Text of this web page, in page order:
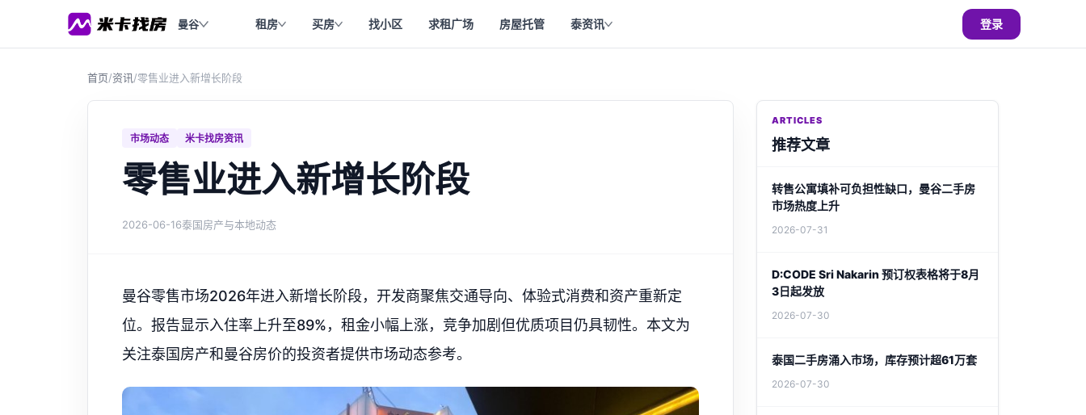
曼谷 租房 买房 找小区 求租广场 房屋托管 泰资讯 登录
首页/资讯/零售业进入新增长阶段
市场动态 米卡找房资讯
零售业进入新增长阶段
2026-06-16泰国房产与本地动态
曼谷零售市场2026年进入新增长阶段，开发商聚焦交通导向、体验式消费和资产重新定
位。报告显示入住率上升至89%，租金小幅上涨，竞争加剧但优质项目仍具韧性。本文为
关注泰国房产和曼谷房价的投资者提供市场动态参考。
ARTICLES
推荐文章
转售公寓填补可负担性缺口，曼谷二手房
市场热度上升
2026-07-31
D:CODE Sri Nakarin 预订权表格将于8月
3日起发放
2026-07-30
泰国二手房涌入市场，库存预计超61万套
2026-07-30